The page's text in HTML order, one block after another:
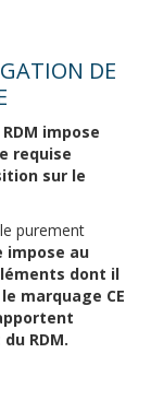
DE
impose
requise
sur le
purement
impose au
dont il
marquage CE
RDM.